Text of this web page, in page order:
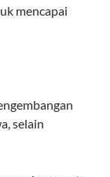
mencapai
selain